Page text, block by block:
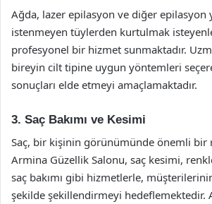
Ağda, lazer epilasyon ve diğer
istenmeyen tüylerden kurtulmak
profesyonel bir hizmet sunmaktadır.
bireyin cilt tipine uygun yöntemleri
sonuçları elde etmeyi amaçlamaktadır.
3. Saç Bakımı ve Kesimi
Saç, bir kişinin görünümünde önemli bir
Armina Güzellik Salonu, saç kesimi,
saç bakımı gibi hizmetlerle,
şekilde şekillendirmeyi hedeflemektedir.